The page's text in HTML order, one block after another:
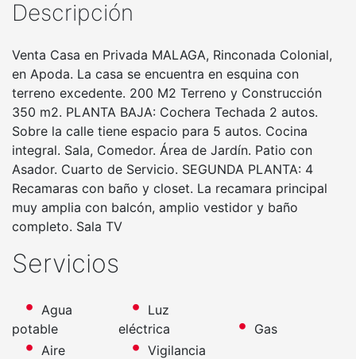
Descripción
Venta Casa en Privada MALAGA, Rinconada Colonial,
en Apoda. La casa se encuentra en esquina con
terreno excedente. 200 M2 Terreno y Construcción
350 m2. PLANTA BAJA: Cochera Techada 2 autos.
Sobre la calle tiene espacio para 5 autos. Cocina
integral. Sala, Comedor. Área de Jardín. Patio con
Asador. Cuarto de Servicio. SEGUNDA PLANTA: 4
Recamaras con baño y closet. La recamara principal
muy amplia con balcón, amplio vestidor y baño
completo. Sala TV
Servicios
Agua
potable
Luz
eléctrica
Gas
Aire
Vigilancia